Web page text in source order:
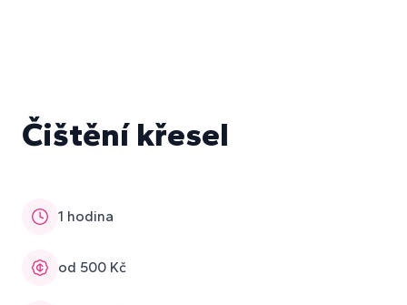
Čištění křesel
1 hodina
od 500 Kč